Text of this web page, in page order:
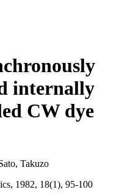
internally
CW dye
Takuzo
1982, 18(1), 95-100